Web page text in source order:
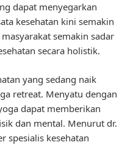
dapat menyegarkan
kesehatan kini semakin
semakin sadar
secara holistik.
yang sedang naik
retreat. Menyatu dengan
dapat memberikan
dan mental. Menurut dr.
spesialis kesehatan